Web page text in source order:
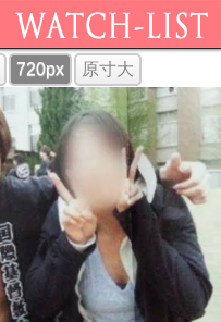
720px 原寸大